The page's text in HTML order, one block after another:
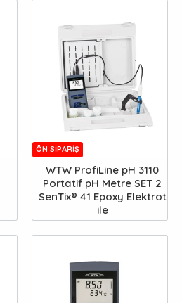
ÖN SIPARIŞ
WTW ProfiLine pH 3110
Portatif pH Metre SET 2
SenTix® 41 Epoxy Elektrot
ile